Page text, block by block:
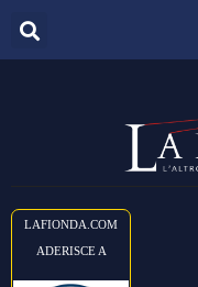
LAFIONDA.COM
ADERISCE A